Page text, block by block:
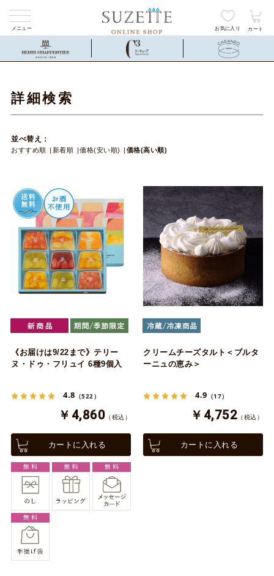
メニュー お気に入り カート
詳細検索
並べ替え：
おすすめ順 新着順 価格(安い順) 価格(高い順)
《お届けは9/22まで》テリー
ヌ・ドゥ・フリュイ 6種9個入
4.8 （522）
￥4,860 （税込）
カートに入れる
クリームチーズタルト＜ブルタ
ーニュの恵み＞
4.9 （17）
￥4,752 （税込）
カートに入れる